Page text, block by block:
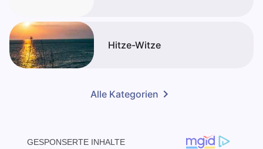
Hitze-Witze
Alle Kategorien